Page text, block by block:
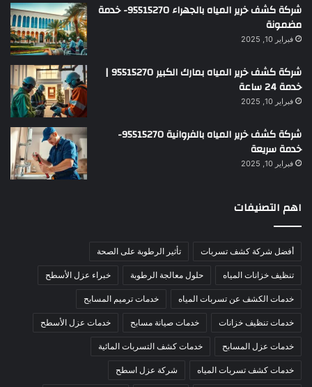
شركة كشف خرير المياه بالجهراء 95515270- خدمة
مضمونة
فبراير 10, 2025
شركة كشف خرير المياه بمارك الكبير 95515270 |
خدمة 24 ساعة
فبراير 10, 2025
شركة كشف خرير المياه بالفروانية 95515270-
خدمة سريعة
فبراير 10, 2025
اهم التصنيفات
أفضل شركة كشف تسربات تأثير الرطوبة على الصحة
تنظيف خزانات المياه حلول معالجة الرطوبة خبراء عزل الأسطح
خدمات الكشف عن تسربات المياه خدمات ترميم المسابح
خدمات تنظيف خزانات خدمات صيانة مسابح خدمات عزل الأسطح
خدمات عزل المسابح خدمات كشف التسربات المائية
خدمات كشف تسربات المياه شركة عزل اسطح